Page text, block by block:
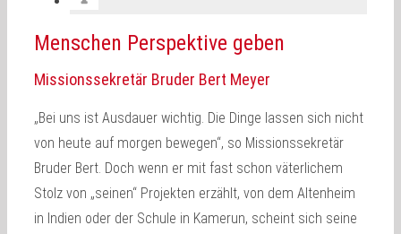
Menschen Perspektive geben
Missionssekretär Bruder Bert Meyer
„Bei uns ist Ausdauer wichtig. Die Dinge lassen sich nicht
von heute auf morgen bewegen“, so Missionssekretär
Bruder Bert. Doch wenn er mit fast schon väterlichem
Stolz von „seinen“ Projekten erzählt, von dem Altenheim
in Indien oder der Schule in Kamerun, scheint sich seine